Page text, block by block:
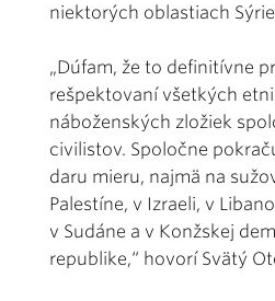
niektorých oblastiach
„Dúfam, že to definitívne
rešpektovaní všetkých
náboženských zložiek
civilistov. Spoločne
daru mieru, najmä na
Palestíne, v Izraeli, v
v Sudáne a v Konžskej
republike,“ hovorí Svätý